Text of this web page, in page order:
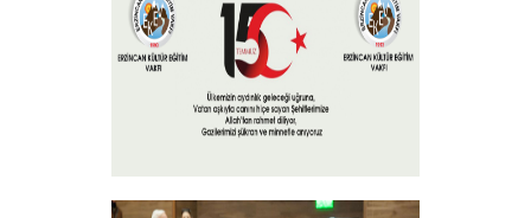
+
15 Temmuz 2024